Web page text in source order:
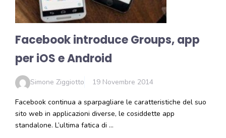
Facebook introduce Groups, app
per iOS e Android
Simone Ziggiotto 19 Novembre 2014
Facebook continua a sparpagliare le caratteristiche del suo
sito web in applicazioni diverse, le cosiddette app
standalone. L’ultima fatica di …